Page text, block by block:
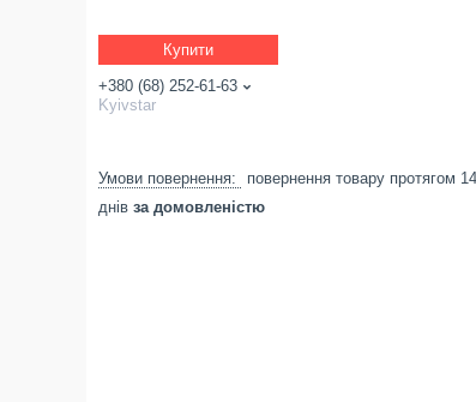
Купити
+380 (68) 252-61-63
Kyivstar
повернення товару протягом 14
днів за домовленістю